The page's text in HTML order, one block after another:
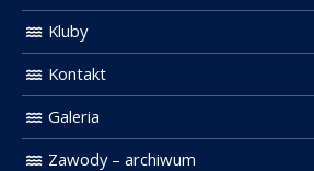
Kluby
Kontakt
Galeria
Zawody – archiwum